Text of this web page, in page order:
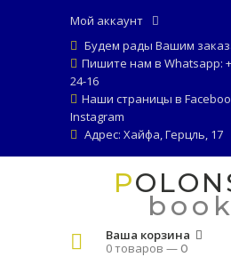
Мой аккаунт
Будем рады Вашим
Пишите нам в Whatsapp:
24-16
Наши страницы в
Instagram
Адрес: Хайфа, Герцль, 17
Ваша корзина
0 товаров —0